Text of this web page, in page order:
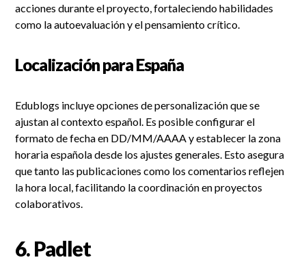
acciones durante el proyecto, fortaleciendo habilidades
como la autoevaluación y el pensamiento crítico.
Localización para España
Edublogs incluye opciones de personalización que se
ajustan al contexto español. Es posible configurar el
formato de fecha en DD/MM/AAAA y establecer la zona
horaria española desde los ajustes generales. Esto asegura
que tanto las publicaciones como los comentarios reflejen
la hora local, facilitando la coordinación en proyectos
colaborativos.
6.Padlet